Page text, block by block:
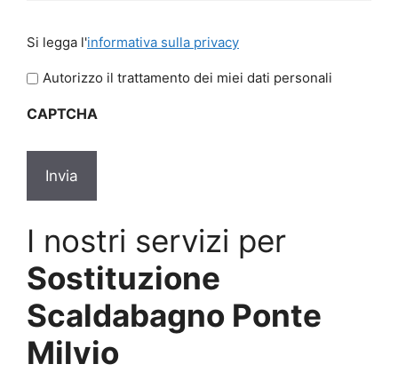
legga
l'informativa
privacy
Si legga l'informativa sulla privacy
Autorizzo il trattamento dei miei dati personali
CAPTCHA
I nostri servizi per
Sostituzione
Scaldabagno Ponte
Milvio